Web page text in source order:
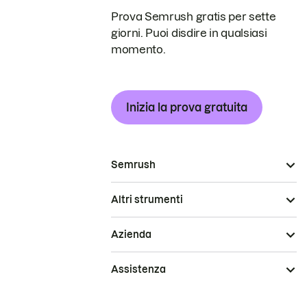
Prova Semrush gratis per sette
giorni. Puoi disdire in qualsiasi
momento.
Inizia la prova gratuita
Semrush
Altri strumenti
Azienda
Assistenza